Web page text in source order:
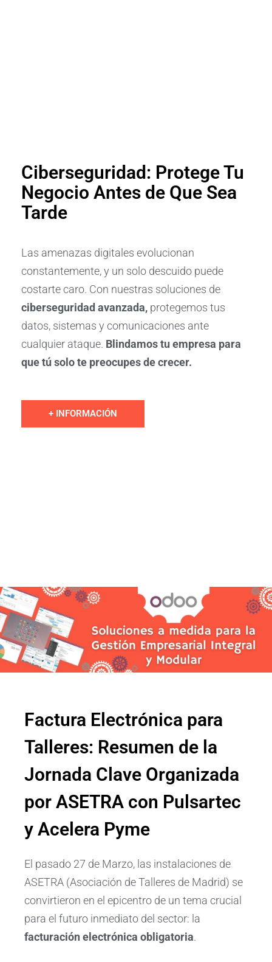
Ciberseguridad: Protege Tu
Negocio Antes de Que Sea
Tarde
Las amenazas digitales evolucionan
constantemente, y un solo descuido puede
costarte caro. Con nuestras soluciones de
ciberseguridad avanzada, protegemos tus
datos, sistemas y comunicaciones ante
cualquier ataque. Blindamos tu empresa para
que tú solo te preocupes de crecer.
+ INFORMACIÓN
Factura Electrónica para
Talleres: Resumen de la
Jornada Clave Organizada
por ASETRA con Pulsartec
y Acelera Pyme
El pasado 27 de Marzo, las instalaciones de
ASETRA (Asociación de Talleres de Madrid) se
convirtieron en el epicentro de un tema crucial
para el futuro inmediato del sector: la
facturación electrónica obligatoria.